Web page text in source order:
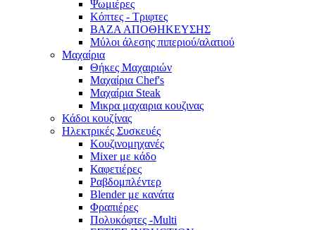
Ψωμιέρες
Κόπτες - Τριφτες
ΒΑΖΑ ΑΠΟΘΗΚΕΥΣΗΣ
Μύλοι άλεσης πιπεριού/αλατιού
Μαχαίρια
Θήκες Μαχαιριών
Μαχαίρια Chef's
Μαχαίρια Steak
Μικρα μαχαιρια κουζινας
Κάδοι κουζίνας
Ηλεκτρικές Συσκευές
Κουζινομηχανές
Mixer με κάδο
Καφετιέρες
Ραβδομπλέντερ
Blender με κανάτα
Φραπιέρες
Πολυκόφτες -Multi